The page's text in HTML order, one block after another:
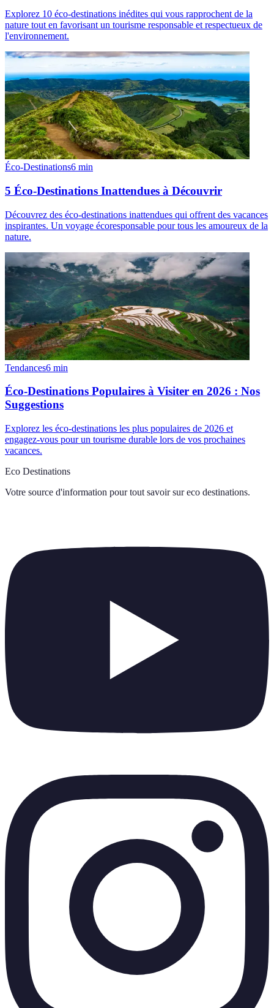
Explorez 10 éco-destinations inédites qui vous rapprochent de la
nature tout en favorisant un tourisme responsable et respectueux de
l'environnement.
Éco-Destinations6 min
5 Éco-Destinations Inattendues à Découvrir
Découvrez des éco-destinations inattendues qui offrent des vacances
inspirantes. Un voyage écoresponsable pour tous les amoureux de la
nature.
Tendances6 min
Éco-Destinations Populaires à Visiter en 2026 : Nos
Suggestions
Explorez les éco-destinations les plus populaires de 2026 et
engagez-vous pour un tourisme durable lors de vos prochaines
vacances.
Eco Destinations
Votre source d'information pour tout savoir sur eco destinations.